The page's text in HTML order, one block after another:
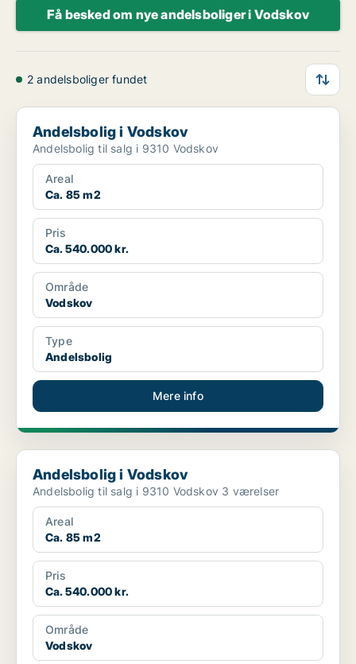
Få besked om nye andelsboliger i Vodskov
2 andelsboliger fundet
Andelsbolig i Vodskov
Andelsbolig i Vodskov
Andelsbolig til salg i 9310 Vodskov
Areal
Ca. 85 m2
Pris
Ca. 540.000 kr.
Område
Vodskov
Type
Andelsbolig
Mere info
Andelsbolig i Vodskov
Andelsbolig i Vodskov
Andelsbolig til salg i 9310 Vodskov 3 værelser
Areal
Ca. 85 m2
Pris
Ca. 540.000 kr.
Område
Vodskov